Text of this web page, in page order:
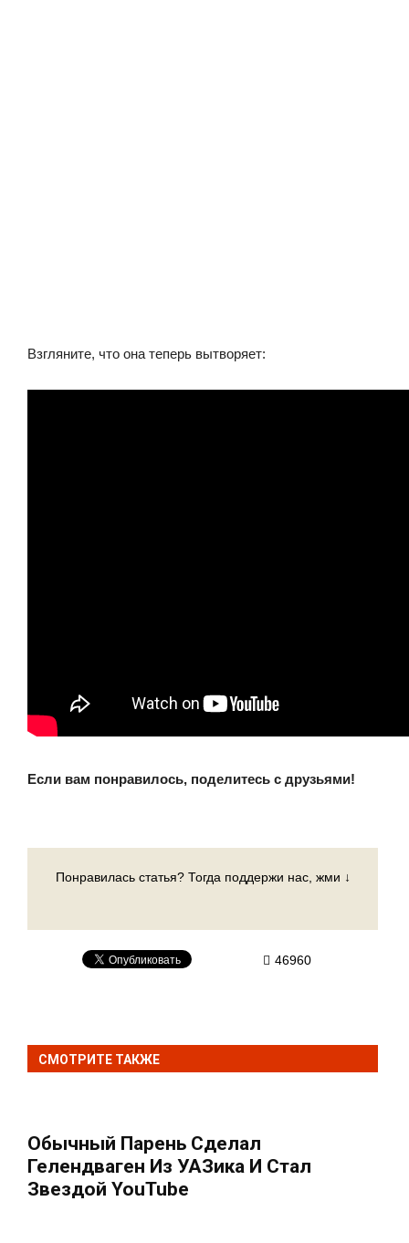
Взгляните, что она теперь вытворяет:
Если вам понравилось, поделитесь с друзьями!
Понравилась статья? Тогда поддержи нас, жми ↓
46960
СМОТРИТЕ ТАКЖЕ
Обычный Парень Сделал
Гелендваген Из УАЗика И Стал
Звездой YouTube